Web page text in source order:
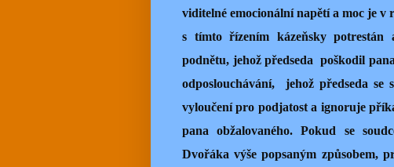
viditelné emocionální napětí a moc je v
s tímto řízením kázeňsky potrestán
podnětu, jehož předseda poškodil
odposlouchávání, jehož předseda
vyloučení pro podjatost a ignoruje
pana obžalovaného. Pokud se
Dvořáka výše popsaným způsobem,